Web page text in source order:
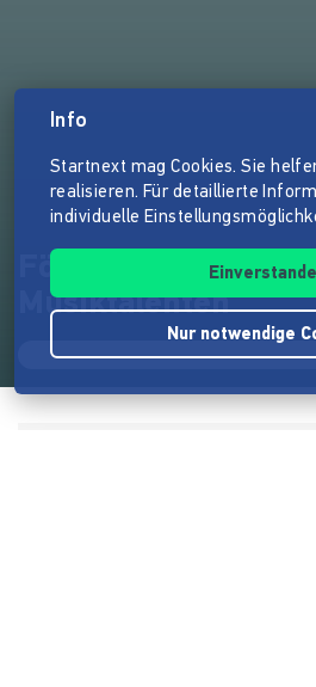
Förderung von
Musiktalenten
Info
Startnext mag Cookies. Sie
realisieren. Für detaillierte
individuelle
Nur notwendige